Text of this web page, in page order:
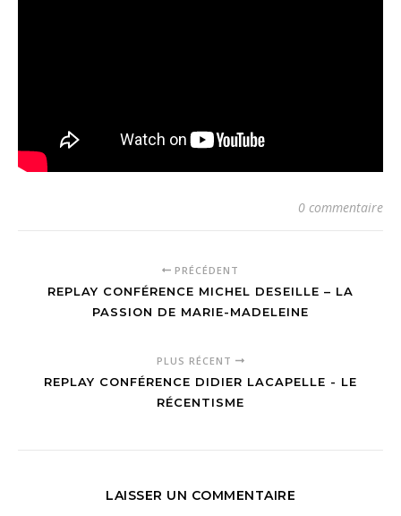
0 commentaire
PRÉCÉDENT
REPLAY CONFÉRENCE MICHEL DESEILLE – LA
PASSION DE MARIE-MADELEINE
PLUS RÉCENT
REPLAY CONFÉRENCE DIDIER LACAPELLE - LE
RÉCENTISME
LAISSER UN COMMENTAIRE